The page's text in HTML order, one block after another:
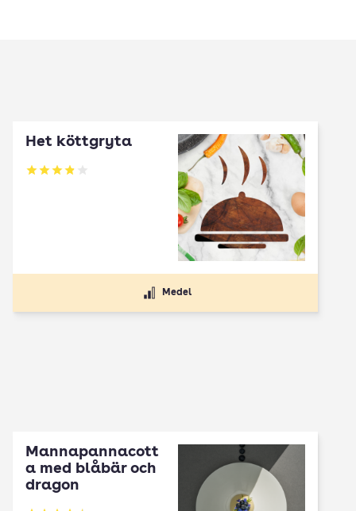
Het köttgryta
Betyg: 3.89 av 5
Medel
Mannapannacott
a med blåbär och
dragon